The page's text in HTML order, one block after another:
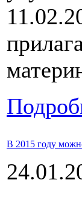
В 2015 году